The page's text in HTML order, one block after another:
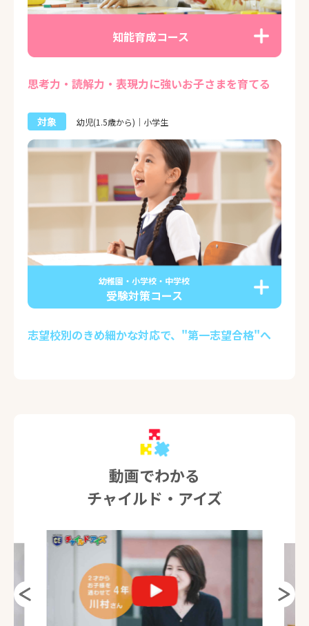
知能育成コース
思考力・読解力・表現力に強いお子さまを育てる
対象 幼児(1.5歳から)｜小学生
幼稚園・小学校・中学校
受験対策コース
志望校別のきめ細かな対応で、"第一志望合格"へ
動画でわかる
チャイルド・アイズ